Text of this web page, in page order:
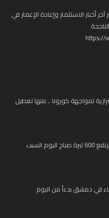
الاستثمار وإعادة الإعمار في
لمواجهة كورونا .. منها تعطيل
دمشق بدءاً من اليوم